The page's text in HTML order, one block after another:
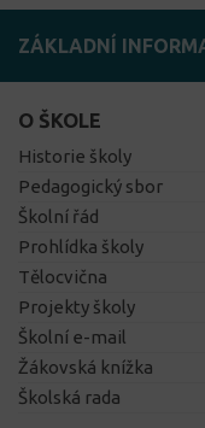
ZÁKLADNÍ
O ŠKOLE
Historie školy
Pedagogický sbor
Školní řád
Prohlídka školy
Tělocvična
Projekty školy
Školní e-mail
Žákovská knížka
Školská rada